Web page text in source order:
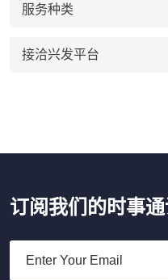
服务种类
接洽兴发平台
订阅我们的时事